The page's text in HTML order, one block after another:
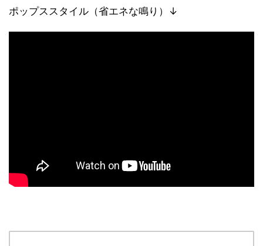
ポップススタイル（省エネな鳴り）↓